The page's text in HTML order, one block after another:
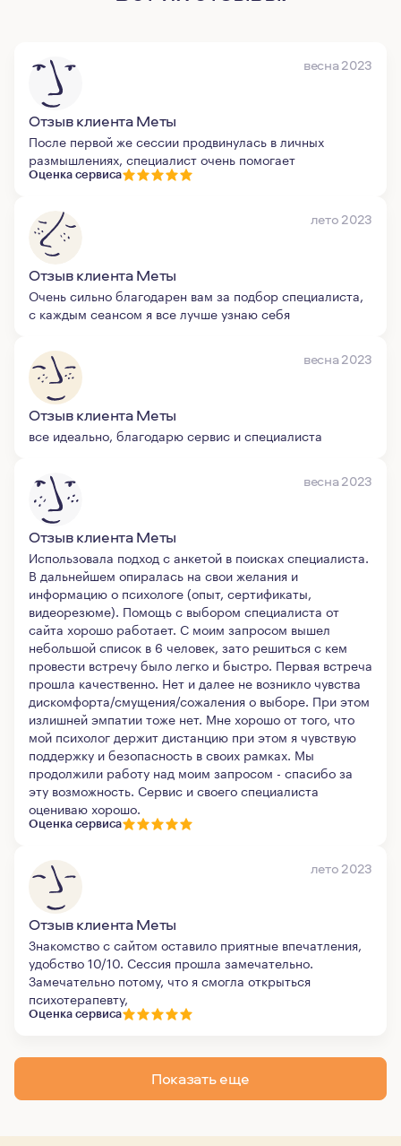
весна 2023
Отзыв клиента Меты
После первой же сессии продвинулась в личных
размышлениях, специалист очень помогает
Оценка сервиса
лето 2023
Отзыв клиента Меты
Очень сильно благодарен вам за подбор специалиста,
с каждым сеансом я все лучше узнаю себя
весна 2023
Отзыв клиента Меты
все идеально, благодарю сервис и специалиста
весна 2023
Отзыв клиента Меты
Использовала подход с анкетой в поисках специалиста.
В дальнейшем опиралась на свои желания и
информацию о психологе (опыт, сертификаты,
видеорезюме). Помощь с выбором специалиста от
сайта хорошо работает. С моим запросом вышел
небольшой список в 6 человек, зато решиться с кем
провести встречу было легко и быстро. Первая встреча
прошла качественно. Нет и далее не возникло чувства
дискомфорта/смущения/сожаления о выборе. При этом
излишней эмпатии тоже нет. Мне хорошо от того, что
мой психолог держит дистанцию при этом я чувствую
поддержку и безопасность в своих рамках. Мы
продолжили работу над моим запросом - спасибо за
эту возможность. Сервис и своего специалиста
оцениваю хорошо.
Оценка сервиса
лето 2023
Отзыв клиента Меты
Знакомство с сайтом оставило приятные впечатления,
удобство 10/10. Сессия прошла замечательно.
Замечательно потому, что я смогла открыться
психотерапевту,
Оценка сервиса
Показать еще